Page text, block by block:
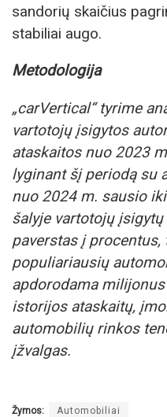
sandorių skaičius
stabiliai augo.
Metodologija
„carVertical“ tyrime
vartotojų įsigytos
ataskaitos nuo 2023
lyginant šį periodą su
nuo 2024 m. sausio
šalyje vartotojų
paverstas į procentus,
populiariausių
apdorodama
istorijos ataskaitų,
automobilių rinkos
įžvalgas.
Žymos: Automobiliai